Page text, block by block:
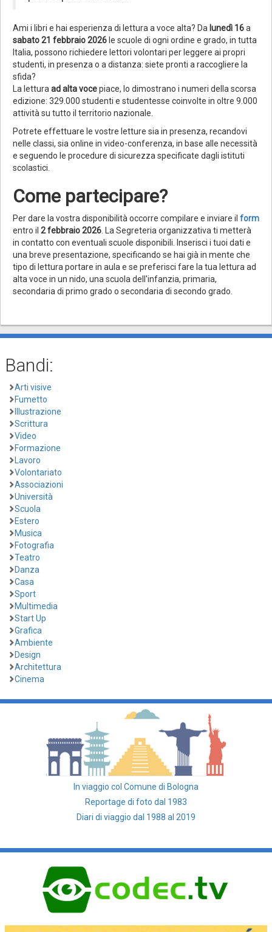
Ami i libri e hai esperienza di lettura a voce alta? Da lunedì 16a
sabato 21 febbraio 2026 le scuole di ogni ordine e grado, in tutta
Italia, possono richiedere lettori volontari per leggere ai propri
studenti, in presenza o a distanza: siete pronti a raccogliere la
sfida?
La letturaad alta vocepiace, lo dimostrano i numeri della scorsa
edizione: 329.000 studenti e studentesse coinvolte in oltre 9.000
attività su tutto il territorio nazionale.
Potrete effettuare le vostre letture sia in presenza, recandovi
nelle classi, sia online in video-conferenza, in base alle necessità
e seguendo le procedure di sicurezza specificate dagli istituti
scolastici.
Come partecipare?
Per dare la vostra disponibilità occorre compilare e inviare il form
entro il 2 febbraio 2026. La Segreteria organizzativa ti metterà
in contatto con eventuali scuole disponibili. Inserisci i tuoi dati e
una breve presentazione, specificando se hai già in mente che
tipo di lettura portare in aula e se preferisci fare la tua lettura ad
alta voce in un nido, una scuola dell'infanzia, primaria,
secondaria di primo grado o secondaria di secondo grado.
Bandi:
Arti visive
Fumetto
Illustrazione
Scrittura
Video
Formazione
Lavoro
Volontariato
Associazioni
Università
Scuola
Estero
Musica
Fotografia
Teatro
Danza
Casa
Sport
Multimedia
Start Up
Grafica
Ambiente
Design
Architettura
Cinema
In viaggio col Comune di Bologna
Reportage di foto dal 1983
Diari di viaggio dal 1988 al 2019